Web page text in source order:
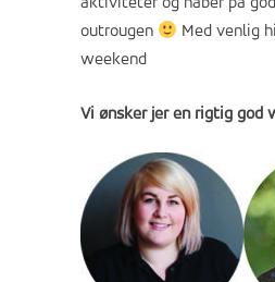
aktiviteter og håber på
outrougen
Med venlig
weekend
Vi ønsker jer en rigtig god